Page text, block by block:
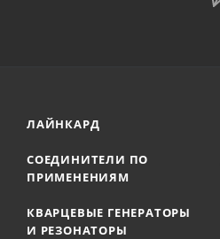
ЛАЙНКАРД
СОЕДИНИТЕЛИ ПО
ПРИМЕНЕНИЯМ
КВАРЦЕВЫЕ ГЕНЕРАТОРЫ
И РЕЗОНАТОРЫ